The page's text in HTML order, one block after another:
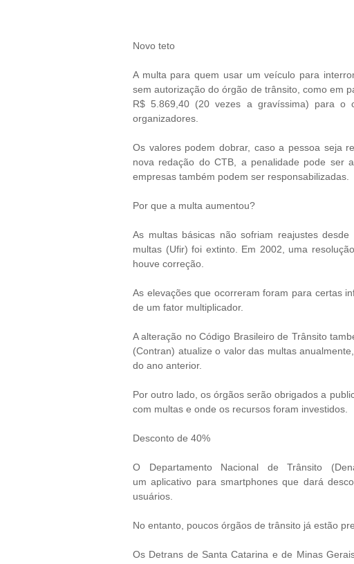
Novo teto
A multa para quem usar um veículo para
sem autorização do órgão de trânsito, como em
R$ 5.869,40 (20 vezes a gravíssima) para
organizadores.
Os valores podem dobrar, caso a pessoa seja
nova redação do CTB, a penalidade pode ser
empresas também podem ser responsabilizadas.
Por que a multa aumentou?
As multas básicas não sofriam reajustes
multas (Ufir) foi extinto. Em 2002, uma
houve correção.
As elevações que ocorreram foram para certas
de um fator multiplicador.
A alteração no Código Brasileiro de Trânsito
(Contran) atualize o valor das multas
do ano anterior.
Por outro lado, os órgãos serão obrigados a
com multas e onde os recursos foram investidos.
Desconto de 40%
O Departamento Nacional de Trânsito
um aplicativo para smartphones que dará
usuários.
No entanto, poucos órgãos de trânsito já estão
Os Detrans de Santa Catarina e de Minas